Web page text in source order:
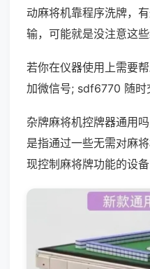
动麻将机靠程序洗牌，
输，可能就是没注意这些
若你在仪器使用上需要
加微信号; sdf6770 随时
杂牌麻将机控牌器通用
是指通过一些无需对麻
现控制麻将牌功能的设备